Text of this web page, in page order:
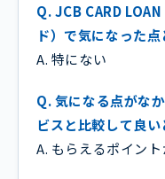
Q. JCB CARD
ド）で気になった
A. 特にない
Q. 気になる点がな
ビスと比較して良
A. もらえるポイン